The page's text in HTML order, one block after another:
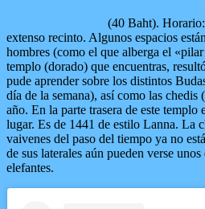
(40 Baht).
extenso recinto. Algunos espacios
hombres (como el que alberga el
templo (dorado) que encuentras,
pude aprender sobre los distintos
día de la semana), así como las chedis
año. En la parte trasera de este templo
lugar. Es de 1441 de estilo Lanna. La
vaivenes del paso del tiempo ya no
de sus laterales aún pueden verse
elefantes.